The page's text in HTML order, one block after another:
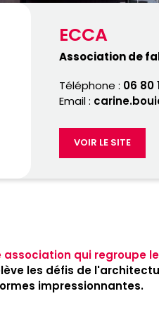
ECCA
Association de
Téléphone : 06 80
Email :
VOIR LE SITE
association qui
les défis de
impressionnantes.